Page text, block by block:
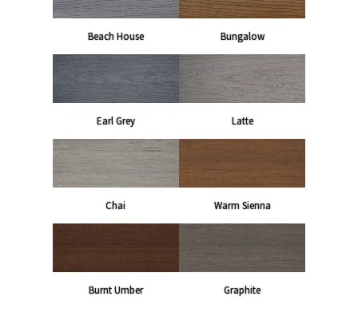
Beach House Bungalow
Earl Grey Latte
Chai Warm Sienna
Burnt Umber Graphite